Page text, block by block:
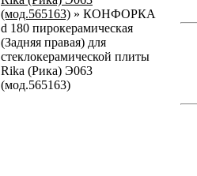
(мод.565163) » КОНФОРКА
d 180 пирокерамическая
(Задняя правая) для
стеклокерамической плиты
Rika (Рика) Э063
(мод.565163)